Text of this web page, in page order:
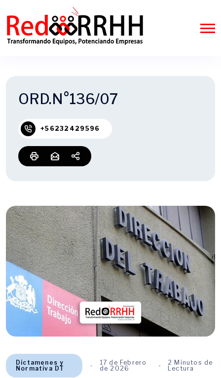
ORD.N°136/07
+56232429596
Dictamenes y
Normativa DT
17 de Febrero
de 2026
2 Minutos de
Lectura